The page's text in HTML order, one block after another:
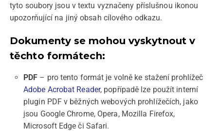
tyto soubory jsou v textu vyznačeny příslušnou ikonou
upozorňující na jiný obsah cílového odkazu.
Dokumenty se mohou vyskytnout v
těchto formátech:
PDF – pro tento formát je volně ke stažení prohlížeč
Adobe Acrobat Reader, popřípadě lze použít interní
plugin PDF v běžných webových prohlížečích, jako
jsou Google Chrome, Opera, Mozilla Firefox,
Microsoft Edge či Safari.